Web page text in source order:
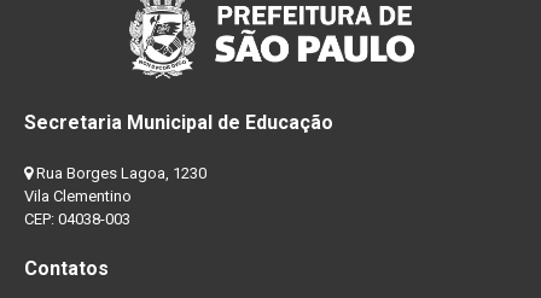
Secretaria Municipal de Educação
Rua Borges Lagoa, 1230
Vila Clementino
CEP: 04038-003
Contatos